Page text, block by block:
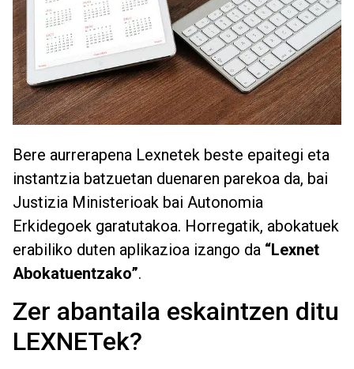
Bere aurrerapena Lexnetek beste epaitegi eta
instantzia batzuetan duenaren parekoa da, bai
Justizia Ministerioak bai Autonomia
Erkidegoek garatutakoa. Horregatik, abokatuek
erabiliko duten aplikazioa izango da “Lexnet
Abokatuentzako”.
Zer abantaila eskaintzen ditu
LEXNETek?